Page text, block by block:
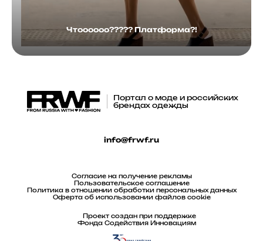
Чтоооооо????? Платформа?!
Портал о моде и российских
брендах одежды
info@frwf.ru
Согласие на получение рекламы
Пользовательское соглашение
Политика в отношении обработки персональных данных
Оферта об использовании файлов cookie
Проект создан при поддержке
Фонда Содействия Инновациям